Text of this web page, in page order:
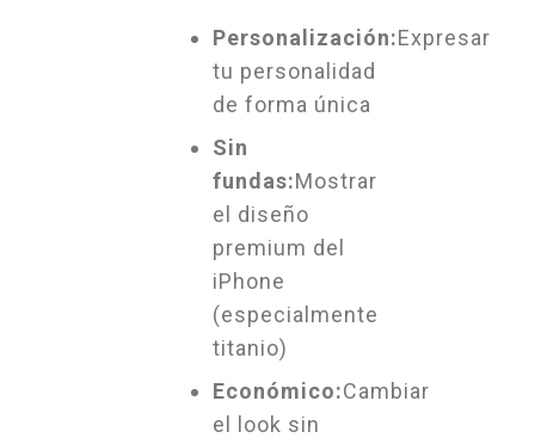
Personalización:Expresar
tu personalidad
de forma única
Sin
fundas:Mostrar
el diseño
premium del
iPhone
(especialmente
titanio)
Económico:Cambiar
el look sin